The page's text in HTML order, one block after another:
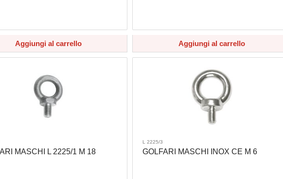
Aggiungi al carrello Aggiungi al carrello
MASCHI L 2225/1 M 18
L 2225/3
GOLFARI MASCHI INOX CE M 6